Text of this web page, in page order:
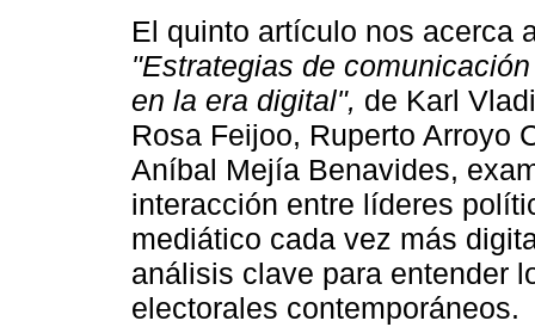
El quinto artículo nos acerca
"Estrategias de
en la era digital", de Karl
Rosa Feijoo, Ruperto Arroyo
Aníbal Mejía Benavides,
interacción entre líderes
mediático cada vez más
análisis clave para entender
electorales contemporáneos.